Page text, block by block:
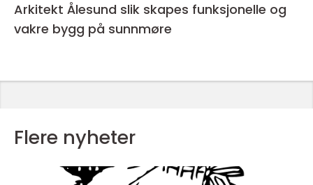
Arkitekt Ålesund slik skapes funksjonelle og
vakre bygg på sunnmøre
Flere nyheter